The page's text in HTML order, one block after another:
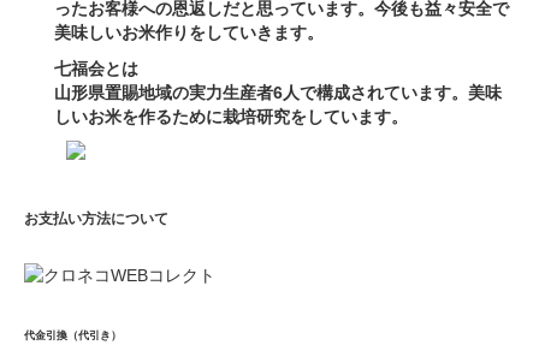
ったお客様への恩返しだと思っています。今後も益々安全で
美味しいお米作りをしていきます。
七福会とは
山形県置賜地域の実力生産者6人で構成されています。美味
しいお米を作るために栽培研究をしています。
お支払い方法について
代金引換（代引き）